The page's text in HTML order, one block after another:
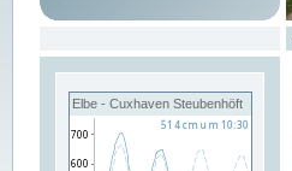
Elbe - Cuxhaven Steubenhöft